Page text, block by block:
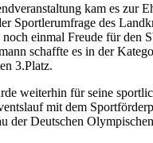
kam es zur
Sportlerumfrage des
einmal Freude für den
schaffte es in der
3.Platz.
weiterhin für seine
mit dem
der Deutschen